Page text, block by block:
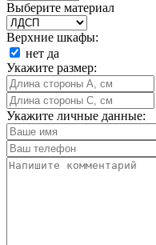
Выберите материал
Верхние шкафы:
нет да
Укажите размер:
Укажите личные данные: